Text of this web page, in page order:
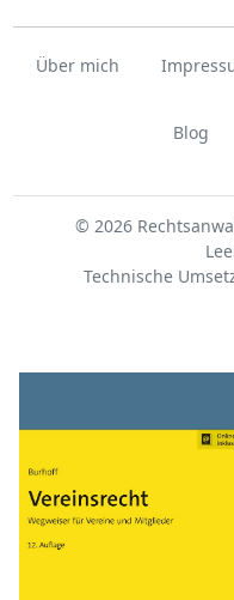
Über mich
Blog
© 2026
Technische